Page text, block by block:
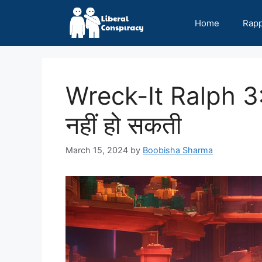
Home
Wreck-It Ralph 3:
नहीं हो सकती
March 15, 2024 by Boobisha Sharma